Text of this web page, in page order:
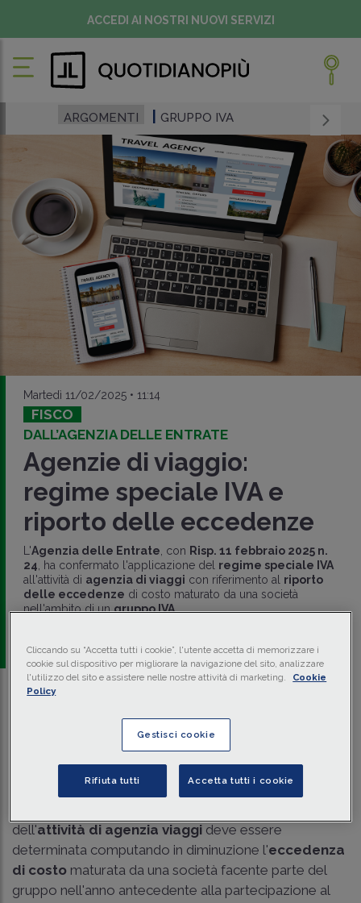
ACCEDI AI NOSTRI NUOVI SERVIZI
ARGOMENTI GRUPPO IVA
Martedì 11/02/2025 • 11:14
FISCO
DALL’AGENZIA DELLE ENTRATE
Agenzie di viaggio:
regime speciale IVA e
riporto delle eccedenze
L'Agenzia delle Entrate , con Risp. 11 febbraio 2025 n.
24 , ha confermato l'applicazione del regime speciale IVA
all'attività di agenzia di viaggi con riferimento al riporto
delle eccedenze di costo maturato da una società
nell'ambito di ungruppo IVA.
2 min.
Con la risposta n. 24 dell'11 febbraio 2025, l'Agenzia
delle Entrate ha chiarito che la base imponibile
dell'attività di agenzia viaggi deve essere
determinata computando in diminuzione l'eccedenza
di costo maturata da una società facente parte del
gruppo nell'anno antecedente alla partecipazione al
Cliccando su “Accetta tutti i cookie”, l'utente accetta di memorizzare i
cookie sul dispositivo per migliorare la navigazione del sito, analizzare
l'utilizzo del sito e assistere nelle nostre attività di marketing.
Cookie
Policy
Gestisci cookie
Rifiuta tutti Accetta tutti i cookie